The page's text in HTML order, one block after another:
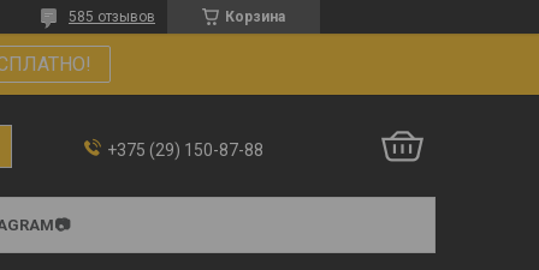
Корзина
585 отзывов
+375 (29) 150-87-88